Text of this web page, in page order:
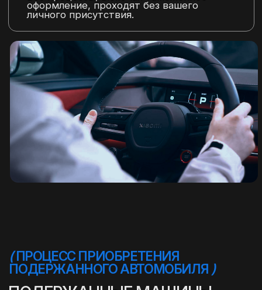
ПОЛНЫЙ КАТАЛОГ
ОСТАВЬТЕ ЗАЯВКУ НА
БЕСПЛАТНУЮ КОНСУЛЬТАЦИЮ
И МЫ ПОМОЖЕМ ПОДОБРАТЬ
ИДЕАЛЬНЫЙ АВТОМОБИЛЬ
ОСТАВИТЬ ЗАЯВКУ